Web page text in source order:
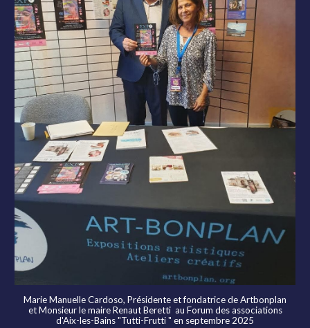
Marie Manuelle Cardoso, Présidente et fondatrice de Artbonplan
et Monsieur le maire Renaut Beretti au Forum des associations
d'Aix-les-Bains "Tutti-Frutti " en septembre 2025